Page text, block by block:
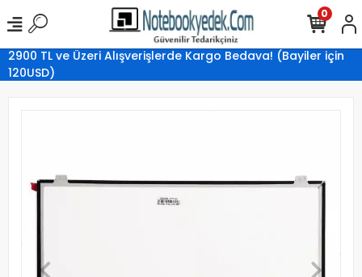
2900 TL ve Üzeri Alışverişlerde Kargo Bedava! (Bayiler için
120USD)
0